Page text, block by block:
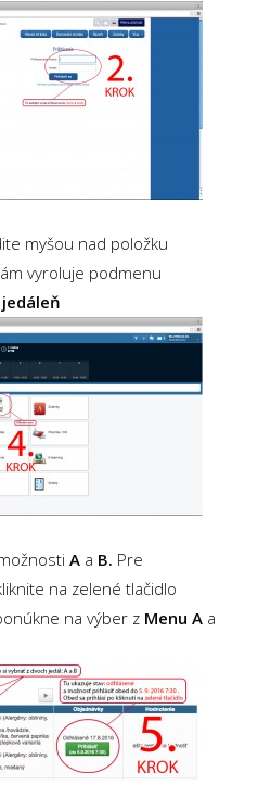
myšou nad položku
vyroluje podmenu
A a B. Pre
na zelené tlačidlo
na výber z Menu A a